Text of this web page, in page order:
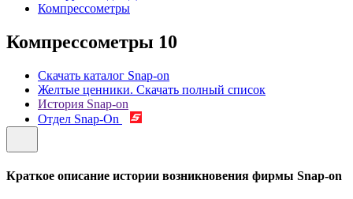
Компрессометры
Компрессометры 10
Скачать каталог Snap-on
Желтые ценники. Скачать полный список
История Snap-on
Отдел Snap-On
Краткое описание истории возникновения фирмы Snap-on